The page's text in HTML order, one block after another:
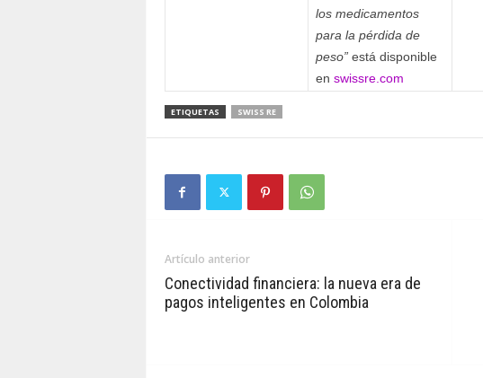
los medicamentos
para la pérdida de
peso”está disponible
en swissre.com
ETIQUETAS SWISS RE
Artículo anterior
Conectividad financiera: la nueva era de
pagos inteligentes en Colombia